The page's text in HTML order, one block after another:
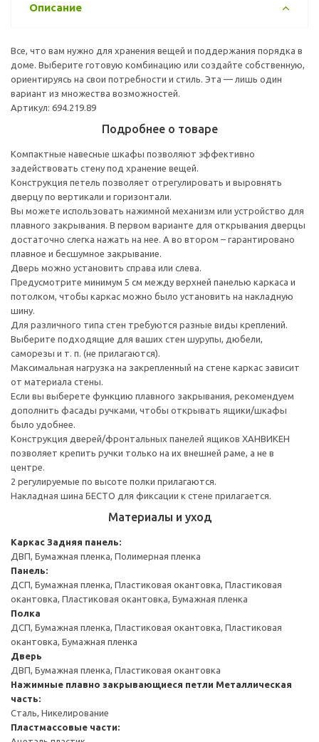
Описание
Все, что вам нужно для хранения вещей и поддержания порядка в
доме. Выберите готовую комбинацию или создайте собственную,
ориентируясь на свои потребности и стиль. Эта — лишь один
вариант из множества возможностей.
Артикул: 694.219.89
Подробнее о товаре
Компактные навесные шкафы позволяют эффективно
задействовать стену под хранение вещей.
Конструкция петель позволяет отрегулировать и выровнять
дверцу по вертикали и горизонтали.
Вы можете использовать нажимной механизм или устройство для
плавного закрывания. В первом варианте для открывания дверцы
достаточно слегка нажать на нее. А во втором – гарантировано
плавное и бесшумное закрывание.
Дверь можно установить справа или слева.
Предусмотрите минимум 5 см между верхней панелью каркаса и
потолком, чтобы каркас можно было установить на накладную
шину.
Для различного типа стен требуются разные виды креплений.
Выберите подходящие для ваших стен шурупы, дюбели,
саморезы и т. п. (не прилагаются).
Максимальная нагрузка на закрепленный на стене каркас зависит
от материала стены.
Если вы выберете функцию плавного закрывания, рекомендуем
дополнить фасады ручками, чтобы открывать ящики/шкафы
было удобнее.
Конструкция дверей/фронтальных панелей ящиков ХАНВИКЕН
позволяет крепить ручки только на их внешней раме, а не в
центре.
2 регулируемые по высоте полки прилагаются.
Накладная шина БЕСТО для фиксации к стене прилагается.
Материалы и уход
Каркас Задняя панель:
ДВП, Бумажная пленка, Полимерная пленка
Панель:
ДСП, Бумажная пленка, Пластиковая окантовка, Пластиковая
окантовка, Пластиковая окантовка, Бумажная пленка
Полка
ДСП, Бумажная пленка, Пластиковая окантовка, Пластиковая
окантовка, Бумажная пленка
Дверь
ДВП, Бумажная пленка, Пластиковая окантовка
Нажимные плавно закрывающиеся петли Металлическая
часть:
Сталь, Никелирование
Пластмассовые части: